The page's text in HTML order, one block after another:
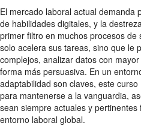
El mercado laboral actual demanda
de habilidades digitales, y la
primer filtro en muchos procesos
solo acelera sus tareas, sino que le
complejos, analizar datos con
forma más persuasiva. En un
adaptabilidad son claves, este
para mantenerse a la vanguardia,
sean siempre actuales y
entorno laboral global.